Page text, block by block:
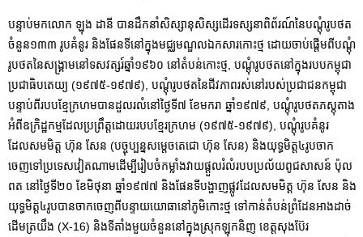
បន្ទាប់មកលោក ឡុង ដានី បានដឹកនាំសិស្សានុសិស្សដើរទស្សនាពិព័រណ៍នៃបណ្តុំរូបថត
ចំនួន១៣៣ រូបគំនូរ និងផែនទីនៅក្នុងមជ្ឈមណ្ឌលឯកសារកោះថ្ម ដោយចាប់ផ្តើមពីបណ្តុំ
រូបថតនៃសង្គ្រាមនៅទសវត្សរ៍ឆ្នាំ១៩៦០ នៅតំបន់កោះថ្ម, បណ្តុំរូបថតនៅក្នុងរបបកម្ពុជា
ប្រជាធិបតេយ្យ (១៩៧៥-១៩៧៩), បណ្តុំរូបថតនៃជីវភាពរស់នៅរបស់ប្រជាជនកម្ពុជា
បន្ទាប់ពីរបបខ្មែក្រហមបានដួលរលំនៅថ្ងៃទី៧ ខែមករា ឆ្នាំ១៩៧៩, បណ្តុំរូបថតភស្តុតាង
អំពីឧក្រិដ្ឋកម្មដែលប្រព្រឹត្តដោយរបបខ្មែរក្រហម (១៩៧៥-១៩៧៩), បណ្តុំរូបគំនូរ
ដែលសមមិត្ត ហ៊ុន សែន (បច្ចុប្បន្នសមេ្តចតេជោ ហ៊ុន សែន) និងយុទ្ធមិត្ត៤រូបចាក
ចេញទៅប្រទេសវៀតណាមដើម្បីរៀបចំកម្លាំងវាយផ្តួលរំលំរបបប្រល័យពូជសាសន៍ ប៉ុល
ពត នៅថ្ងៃទី២០ ខែមិថុនា ឆ្នាំ១៩៧៧ និងផែនទីបង្ហាញផ្លូវដែលសមមិត្ត ហ៊ុន សែន និង
យុទ្ធមិត្ត៤រូបបានចាកចេញពីបន្ទាយយោធានៅភូមិកោះថ្ម ទៅកាន់តំបន់ព្រំដែនអាងដាច់
ដើមត្រយឹង (X-16) និងទីតាំងមួយចំនួននៅក្នុងស្រុកឡុកនិញ ខេត្តសុងប៊ែរ